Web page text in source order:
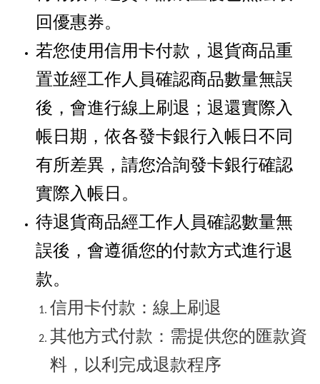
回優惠券。
若您使用信用卡付款，退貨商品重
置並經工作人員確認商品數量無誤
後，會進行線上刷退；退還實際入
帳日期，依各發卡銀行入帳日不同
有所差異，請您洽詢發卡銀行確認
實際入帳日。
待退貨商品經工作人員確認數量無
誤後，會遵循您的付款方式進行退
款。
信用卡付款：線上刷退
其他方式付款：需提供您的匯款資
料，以利完成退款程序